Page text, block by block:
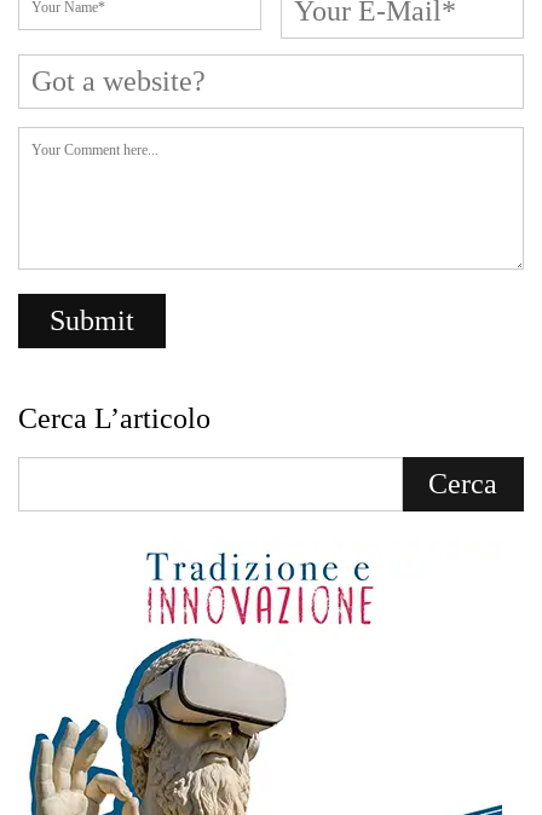
Cerca L’articolo